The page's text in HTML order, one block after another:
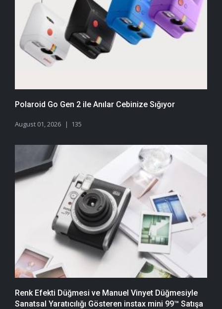
Polaroid Go Gen 2 ile Anılar Cebinize Sığıyor
August 01, 2026 135
Renk Efekti Düğmesi ve Manuel Vinyet Düğmesiyle
Sanatsal Yaratıcılığı Gösteren instax mini 99™ Satışa